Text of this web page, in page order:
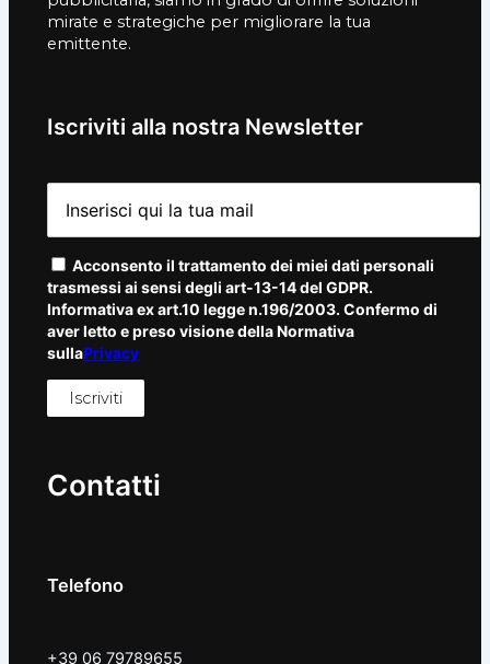
mirate e strategiche per migliorare la tua
emittente.
Iscriviti alla nostra Newsletter
Acconsento il trattamento dei miei dati personali
trasmessi ai sensi degli art-13-14 del GDPR.
Informativa ex art.10 legge n.196/2003. Confermo di
aver letto e preso visione della Normativa
sullaPrivacy
Contatti
Telefono
+39 06 79789655